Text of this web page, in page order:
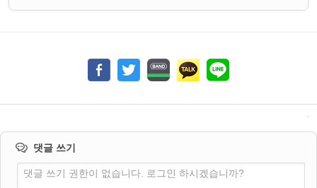
댓글 쓰기
댓글 쓰기 권한이 없습니다. 로그인 하시겠습니까?